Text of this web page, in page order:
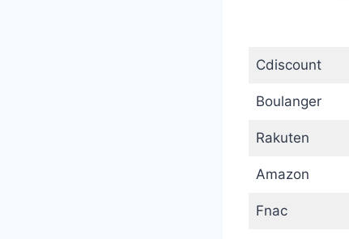
Cdiscount
Boulanger
Rakuten
Amazon
Fnac